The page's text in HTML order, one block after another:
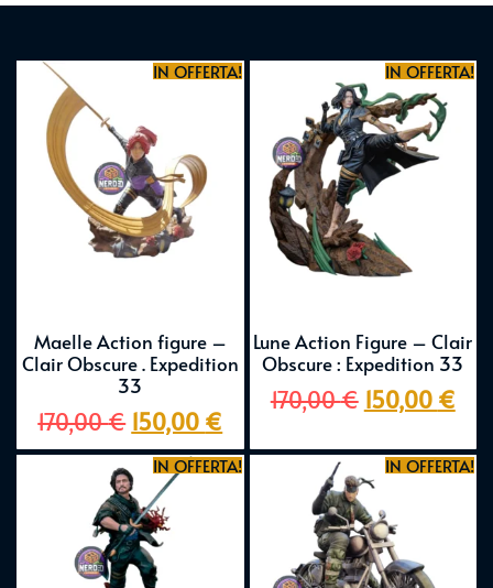
IN OFFERTA!
Maelle Action figure –
Clair Obscure . Expedition
33
170,00€ 150,00 €
IN OFFERTA!
Lune Action Figure – Clair
Obscure : Expedition 33
170,00€ 150,00 €
IN OFFERTA! IN OFFERTA!